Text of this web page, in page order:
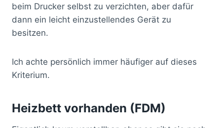
beim Drucker selbst zu verzichten, aber dafür
dann ein leicht einzustellendes Gerät zu
besitzen.
Ich achte persönlich immer häufiger auf dieses
Kriterium.
Heizbett vorhanden (FDM)